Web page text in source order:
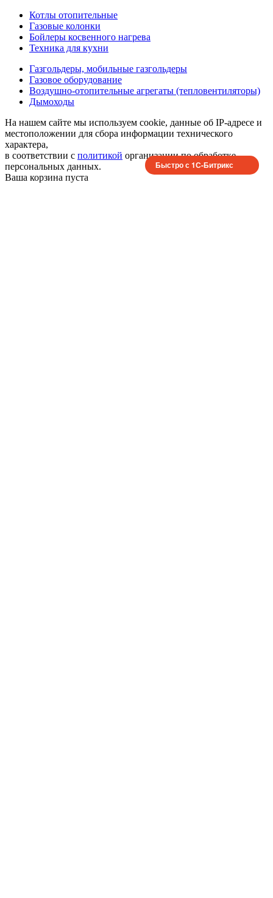
Котлы отопительные
Газовые колонки
Бойлеры косвенного нагрева
Техника для кухни
Газгольдеры, мобильные газгольдеры
Газовое оборудование
Воздушно-отопительные агрегаты (тепловентиляторы)
Дымоходы
На нашем сайте мы используем cookie, данные об IP-адресе и
местоположении для сбора информации технического
характера,
в соответствии с политикой организации по обработке
персональных данных.
Ваша корзина пуста
Быстро с 1С-Битрикс